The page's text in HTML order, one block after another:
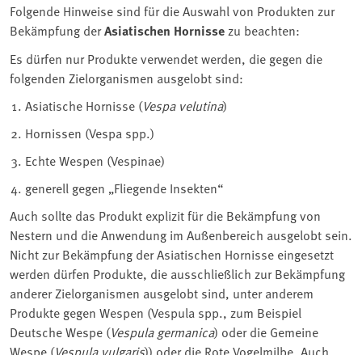
Folgende Hinweise sind für die Auswahl von Produkten zur
Bekämpfung derAsiatischen Hornisse zu beachten:
Es dürfen nur Produkte verwendet werden, die gegen die
folgenden Zielorganismen ausgelobt sind:
Asiatische Hornisse (Vespa velutina)
Hornissen (Vespa spp.)
Echte Wespen (Vespinae)
generell gegen „Fliegende Insekten“
Auch sollte das Produkt explizit für die Bekämpfung von
Nestern und die Anwendung im Außenbereich ausgelobt sein.
Nicht zur Bekämpfung der Asiatischen Hornisse eingesetzt
werden dürfen Produkte, die ausschließlich zur Bekämpfung
anderer Zielorganismen ausgelobt sind, unter anderem
Produkte gegen Wespen (Vespula spp., zum Beispiel
Deutsche Wespe (Vespula germanica) oder die Gemeine
Wespe (Vespula vulgaris)) oder die Rote Vogelmilbe. Auch